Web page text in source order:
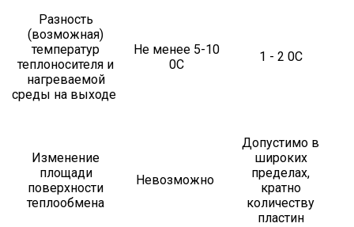
Разность
(возможная)
температур
теплоносителя и
нагреваемой
среды на выходе
Не менее 5-10
0С
1 - 2 0С
Изменение
площади
поверхности
теплообмена
Невозможно
Допустимо в
широких
пределах,
кратно
количеству
пластин